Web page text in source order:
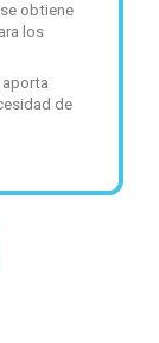
obtiene
los
de